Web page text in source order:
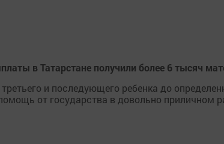
в Татарстане получили более 6 тысяч
и последующего ребенка до
от государства в довольно приличном